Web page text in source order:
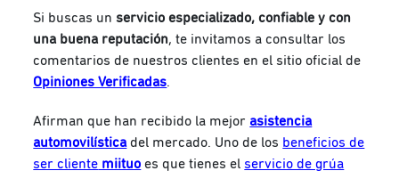
Si buscas un servicio especializado, confiable y con
una buena reputación, te invitamos a consultar los
comentarios de nuestros clientes en el sitio oficial de
Opiniones Verificadas.
Afirman que han recibido la mejor asistencia
automovilística del mercado. Uno de los beneficios de
ser cliente miituo es que tienes elservicio de grúa